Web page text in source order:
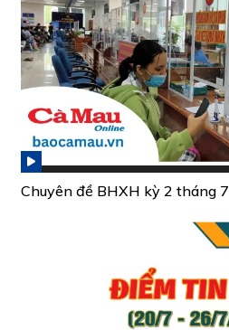
Chuyên đề BHXH kỳ 2 tháng 7